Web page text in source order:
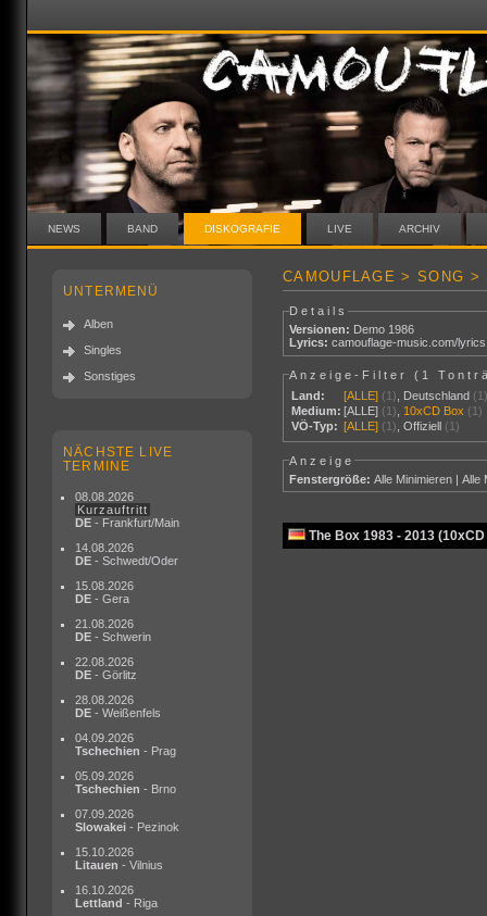
NEWS BAND DISKOGRAFIE LIVE ARCHIV
UNTERMENÜ
Alben
Singles
Sonstiges
NÄCHSTE LIVE
TERMINE
08.08.2026
Kurzauftritt
DE - Frankfurt/Main
14.08.2026
DE - Schwedt/Oder
15.08.2026
DE - Gera
21.08.2026
DE - Schwerin
22.08.2026
DE - Görlitz
28.08.2026
DE - Weißenfels
04.09.2026
Tschechien - Prag
05.09.2026
Tschechien - Brno
07.09.2026
Slowakei - Pezinok
15.10.2026
Litauen - Vilnius
16.10.2026
Lettland - Riga
CAMOUFLAGE > SONG >
Details
Versionen: Demo 1986
Lyrics: camouflage-music.com/
Anzeige-Filter ( 1
Land:
[ALLE] (1) Deutschland
Medium: [ALLE] (1) 10xCD Box (1)
VÖ-Typ: [ALLE] (1) ,Offiziell (1)
Anzeige
Fenstergröße: Alle Minimieren |Alle
The Box 1983 - 2013